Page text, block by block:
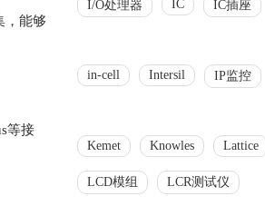
，能够
等接
I/O处理器 IC IC插座
in-cell Intersil IP监控
Kemet Knowles Lattice
LCD模组 LCR测试仪